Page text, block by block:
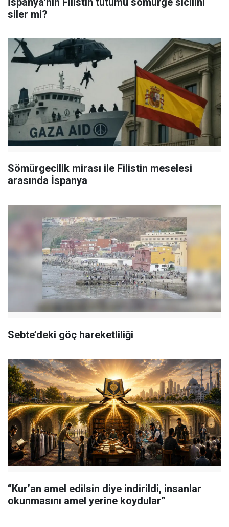
siler mi?
Sömürgecilik mirası ile Filistin meselesi
arasında İspanya
Sebte’deki göç hareketliliği
“Kur’an amel edilsin diye indirildi, insanlar
okunmasını amel yerine koydular”